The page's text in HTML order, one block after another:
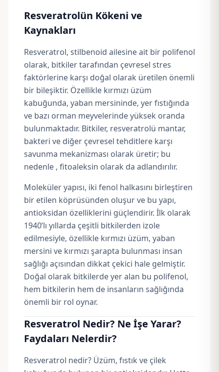
Resveratrolün Kökeni ve
Kaynakları
Resveratrol, stilbenoid ailesine ait bir polifenol
olarak, bitkiler tarafından çevresel stres
faktörlerine karşı doğal olarak üretilen önemli
bir bileşiktir. Özellikle kırmızı üzüm
kabuğunda, yaban mersininde, yer fıstığında
ve bazı orman meyvelerinde yüksek oranda
bulunmaktadır. Bitkiler, resveratrolü mantar,
bakteri ve diğer çevresel tehditlere karşı
savunma mekanizması olarak üretir; bu
nedenle , fitoaleksin olarak da adlandırılır.
Moleküler yapısı, iki fenol halkasını birleştiren
bir etilen köprüsünden oluşur ve bu yapı,
antioksidan özelliklerini güçlendirir. İlk olarak
1940’lı yıllarda çeşitli bitkilerden izole
edilmesiyle, özellikle kırmızı üzüm, yaban
mersini ve kırmızı şarapta bulunması insan
sağlığı açısından dikkat çekici hale gelmiştir.
Doğal olarak bitkilerde yer alan bu polifenol,
hem bitkilerin hem de insanların sağlığında
önemli bir rol oynar.
Resveratrol Nedir? Ne İşe Yarar?
Faydaları Nelerdir?
Resveratrol nedir? Üzüm, fıstık ve çilek